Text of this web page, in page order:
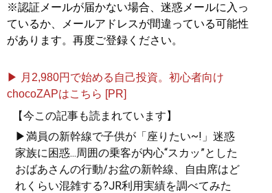
※認証メールが届かない場合、迷惑メールに入っ
ているか、メールアドレスが間違っている可能性
があります。再度ご登録ください。
▶ 月2,980円で始める自己投資。初心者向け
chocoZAPはこちら [PR]
【今この記事も読まれています】
▶満員の新幹線で子供が「座りたい~!」迷惑
家族に困惑...周囲の乗客が内心“スカッ”とした
おばあさんの行動/お盆の新幹線、自由席はど
れくらい混雑する?JR利用実績を調べてみた